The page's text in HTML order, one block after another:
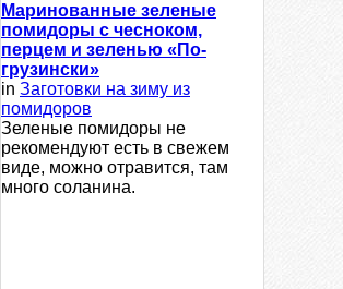
Маринованные зеленые
помидоры с чесноком,
перцем и зеленью «По-
грузински»
in Заготовки на зиму из
помидоров
Зеленые помидоры не
рекомендуют есть в свежем
виде, можно отравится, там
много соланина.